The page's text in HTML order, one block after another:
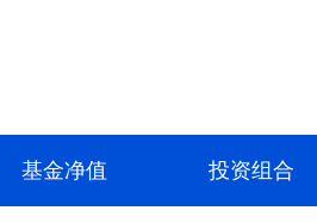
024079
基金净值 投资组合